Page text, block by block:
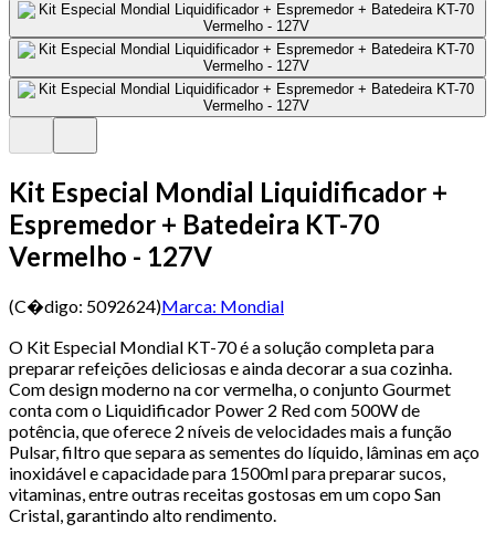
Kit Especial Mondial Liquidificador +
Espremedor + Batedeira KT-70
Vermelho - 127V
(C�digo: 5092624)Marca: Mondial
O Kit Especial Mondial KT-70 é a solução completa para
preparar refeições deliciosas e ainda decorar a sua cozinha.
Com design moderno na cor vermelha, o conjunto Gourmet
conta com o Liquidificador Power 2 Red com 500W de
potência, que oferece 2 níveis de velocidades mais a função
Pulsar, filtro que separa as sementes do líquido, lâminas em aço
inoxidável e capacidade para 1500ml para preparar sucos,
vitaminas, entre outras receitas gostosas em um copo San
Cristal, garantindo alto rendimento.